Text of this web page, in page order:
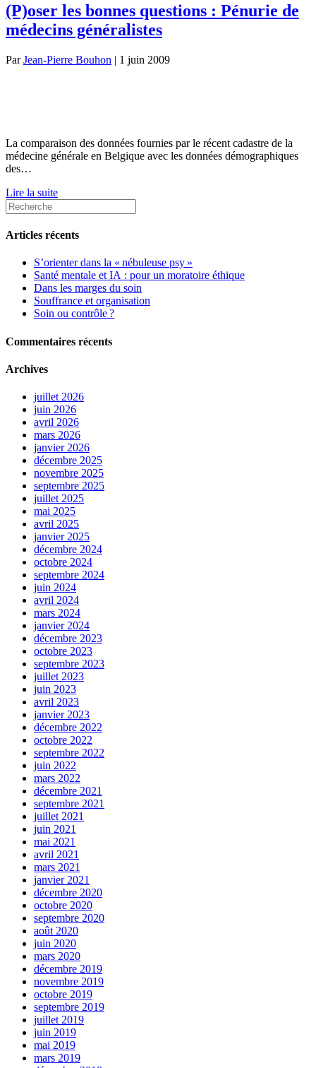
(P)oser les bonnes questions : Pénurie de
médecins généralistes
ParJean-Pierre Bouhon | 1 juin 2009
La comparaison des données fournies par le récent cadastre de la
médecine générale en Belgique avec les données démographiques
des…
Lire la suite
Articles récents
S’orienter dans la « nébuleuse psy »
Santé mentale et IA : pour un moratoire éthique
Dans les marges du soin
Souffrance et organisation
Soin ou contrôle ?
Commentaires récents
Archives
juillet 2026
juin 2026
avril 2026
mars 2026
janvier 2026
décembre 2025
novembre 2025
septembre 2025
juillet 2025
mai 2025
avril 2025
janvier 2025
décembre 2024
octobre 2024
septembre 2024
juin 2024
avril 2024
mars 2024
janvier 2024
décembre 2023
octobre 2023
septembre 2023
juillet 2023
juin 2023
avril 2023
janvier 2023
décembre 2022
octobre 2022
septembre 2022
juin 2022
mars 2022
décembre 2021
septembre 2021
juillet 2021
juin 2021
mai 2021
avril 2021
mars 2021
janvier 2021
décembre 2020
octobre 2020
septembre 2020
août 2020
juin 2020
mars 2020
décembre 2019
novembre 2019
octobre 2019
septembre 2019
juillet 2019
juin 2019
mai 2019
mars 2019